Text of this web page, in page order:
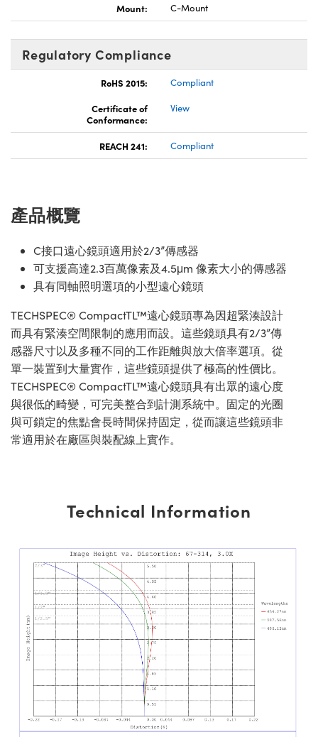
Mount: C-Mount
Regulatory Compliance
RoHS 2015:
Compliant
Certificate of
Conformance:
View
REACH 241: Compliant
產品概覽
C接口遠心鏡頭適用於2/3”傳感器
可支援高達2.3百萬像素及4.5μm 像素大小的傳感器
具有同軸照明選項的小型遠心鏡頭
TECHSPEC® CompactTL™遠心鏡頭專為因超緊湊設計
而具有緊湊空間限制的應用而設。這些鏡頭具有2/3”傳
感器尺寸以及多種不同的工作距離與放大倍率選項。從
單一裝置到大量實作，這些鏡頭提供了極高的性價比。
TECHSPEC® CompactTL™遠心鏡頭具有出眾的遠心度
與很低的畸變，可完美整合到計測系統中。固定的光圈
與可鎖定的焦點會長時間保持固定，從而讓這些鏡頭非
常適用於在廠區與裝配線上實作。
Technical Information